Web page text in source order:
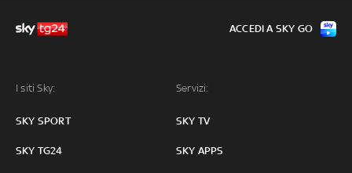
I siti Sky:
SKY SPORT
SKY TG24
Servizi:
SKY TV
SKY APPS
ACCEDI A SKY GO